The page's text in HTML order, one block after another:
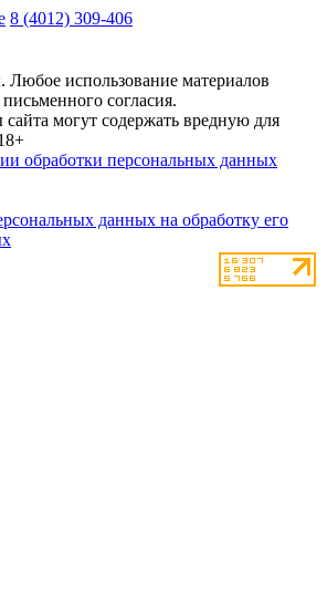
8 (4012) 309-406
использование материалов
согласия.
могут содержать вредную для
обработки персональных данных
данных на обработку его